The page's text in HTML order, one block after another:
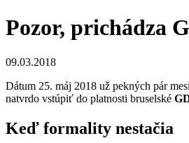
Pozor, prichádza
09.03.2018
Dátum 25. máj 2018 už pekných pár
natvrdo vstúpiť do platnosti bruselské
Keď formality nestačia